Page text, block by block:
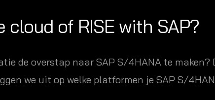
cloud of RISE with SAP?
de overstap naar SAP S/4HANA te
we uit op welke platformen je SAP S/